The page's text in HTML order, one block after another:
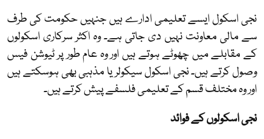
نجی اسکول ایسے تعلیمی ادارے ہیں جنہیں حکومت کی طرف
سے مالی معاونت نہیں دی جاتی ہے۔ وہ اکثر سرکاری اسکولوں
کے مقابلے میں چھوٹے ہوتے ہیں اور وہ عام طور پر ٹیوشن فیس
وصول کرتے ہیں۔ نجی اسکول سیکولر یا مذہبی بھی ہوسکتے ہیں
اور وہ مختلف قسم کے تعلیمی فلسفے پیش کرتے ہیں۔
نجی اسکولوں کے فوائد